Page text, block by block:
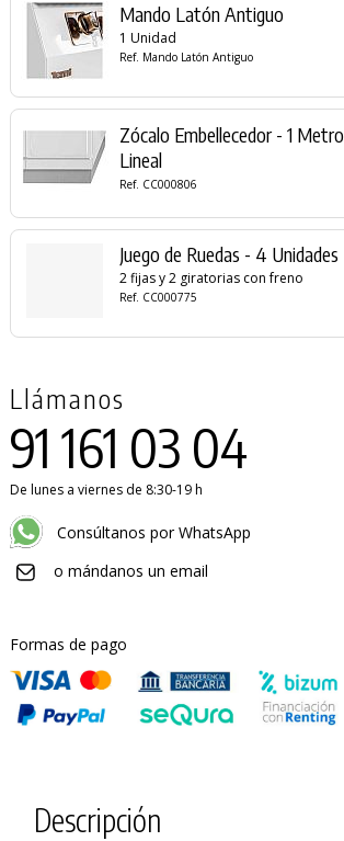
Mando Latón Antiguo
1 Unidad
Ref. Mando Latón Antiguo
Zócalo Embellecedor - 1 Metro
Lineal
Ref. CC000806
Juego de Ruedas - 4 Unidades
2 fijas y 2 giratorias con freno
Ref. CC000775
Llámanos
91 161 03 04
De lunes a viernes de 8:30-19 h
Consúltanos por WhatsApp
o mándanos un email
Formas de pago
Descripción